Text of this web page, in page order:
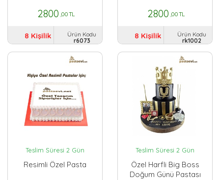
2800 ,00 TL
8 Kişilik
Ürün Kodu
r6073
2800 ,00 TL
8 Kişilik
Ürün Kodu
rk1002
Teslim Süresi 2 Gün
Resimli Özel Pasta
Teslim Süresi 2 Gün
Özel Harfli Big Boss
Doğum Günü Pastası